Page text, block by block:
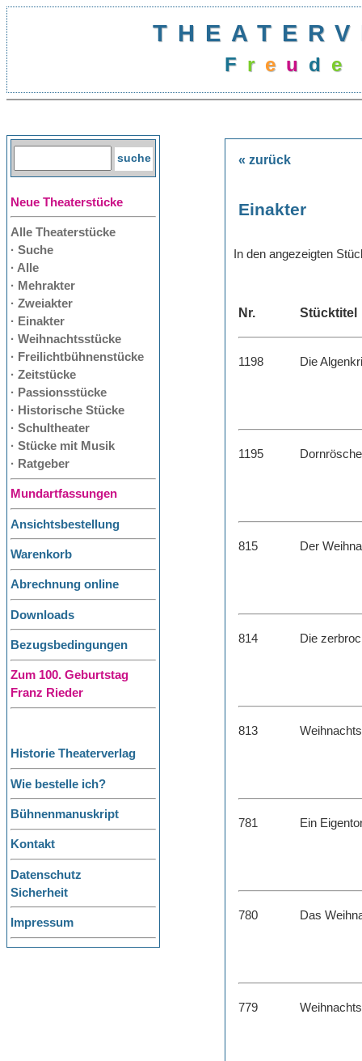
F r e u d e
Neue Theaterstücke
Alle Theaterstücke
· Suche
· Alle
· Mehrakter
· Zweiakter
· Einakter
· Weihnachtsstücke
· Freilichtbühnenstücke
· Zeitstücke
· Passionsstücke
· Historische Stücke
· Schultheater
· Stücke mit Musik
· Ratgeber
Mundartfassungen
Ansichtsbestellung
Warenkorb
Abrechnung online
Downloads
Bezugsbedingungen
Zum 100. Geburtstag
Franz Rieder
Historie Theaterverlag
Wie bestelle ich?
Bühnenmanuskript
Kontakt
Datenschutz
Sicherheit
Impressum
« zurück
Einakter
In den angezeigten
Nr. Stücktitel
1198 Die
1195
815 Der
814 Die
813
781 Ein
780 Das
779